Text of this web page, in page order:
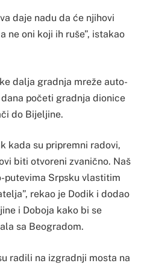
daje nadu da će njihovi
oni koji ih ruše”, istakao
dalja gradnja mreže auto-
početi gradnja dionice
do Bijeljine.
kada su pripremni radovi,
biti otvoreni zvanično. Naš
putevima Srpsku vlastitim
rekao je Dodik i dodao
i Doboja kako bi se
sa Beogradom.
radili na izgradnji mosta na